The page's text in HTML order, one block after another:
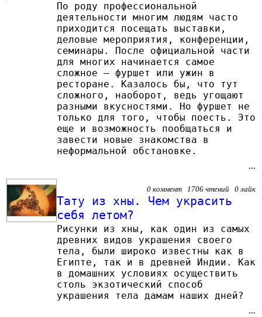
По роду профессиональной
деятельности многим людям часто
приходится посещать выставки,
деловые мероприятия, конференции,
семинары. После официальной части
для многих начинается самое
сложное – фуршет или ужин в
ресторане. Казалось бы, что тут
сложного, наоборот, ведь угощают
разными вкусностями. Но фуршет не
только для того, чтобы поесть. Это
еще и возможность пообщаться и
завести новые знакомства в
неформальной обстановке.
...
0 коммент 1706 чтений 0 лайк
Тату из хны. Чем украсить
себя летом?
Рисунки из хны, как один из самых
древних видов украшения своего
тела, были широко известны как в
Египте, так и в древней Индии. Как
в домашних условиях осуществить
столь экзотический способ
украшения тела дамам наших дней?
...